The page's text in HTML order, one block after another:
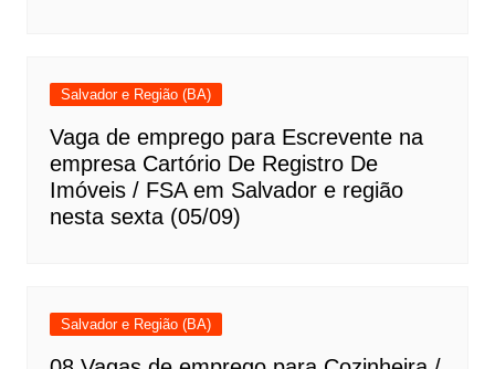
Salvador e Região (BA)
Vaga de emprego para Escrevente na
empresa Cartório De Registro De
Imóveis / FSA em Salvador e região
nesta sexta (05/09)
Salvador e Região (BA)